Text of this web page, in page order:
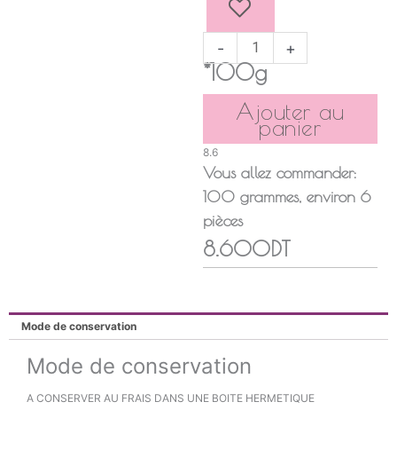
-
AMANDE
+
*100g
Ajouter au
panier
8.6
Vous allez commander:
100 grammes, environ6
pièces
8.600DT
Mode de conservation
Mode de conservation
A CONSERVER AU FRAIS DANS UNE BOITE HERMETIQUE